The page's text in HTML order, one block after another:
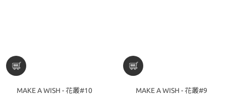
MAKE A WISH - 花叢#10 MAKE A WISH - 花叢#9